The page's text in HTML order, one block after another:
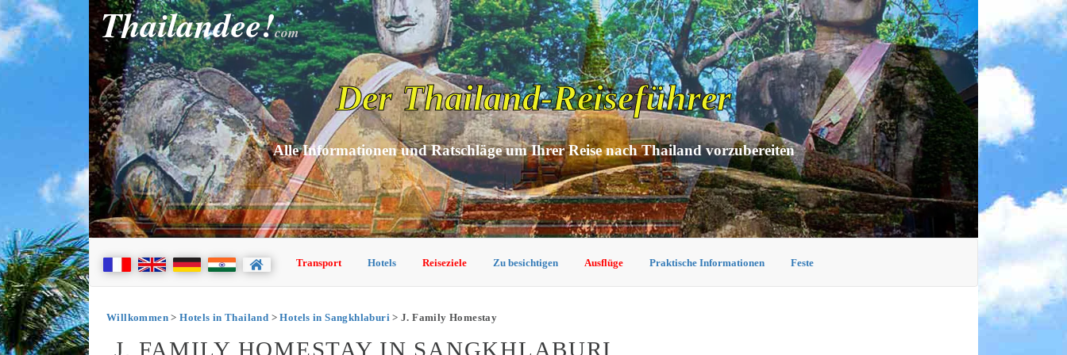
Thailandee!com
Der Thailand-Reiseführer
Alle Informationen und Ratschläge um Ihrer Reise nach Thailand vorzubereiten
Transport Hotels Reiseziele Zu besichtigen Ausflüge Praktische Informationen Feste
Willkommen>Hotels in Thailand >Hotels in Sangkhlaburi> J. Family Homestay
J. FAMILY HOMESTAY IN SANGKHLABURI